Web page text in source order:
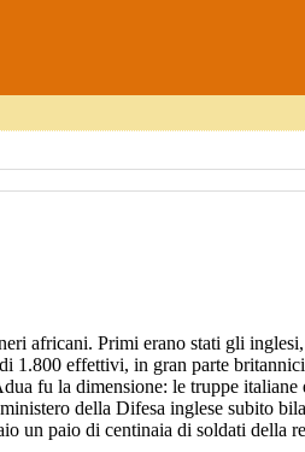
africani. Primi erano stati gli
1.800 effettivi, in gran parte
fu la dimensione: le truppe
della Difesa inglese subito
un paio di centinaia di soldati della